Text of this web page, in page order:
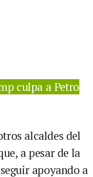
culpa a Petro
alcaldes del
a pesar de la
apoyando a